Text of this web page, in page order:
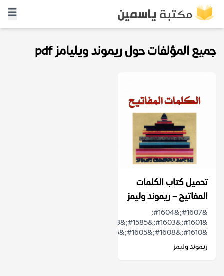
جميع المؤلفات حول ريموند ويليامز pdf
تحميل كتاب الكلمات
المفاتيح – ريموند وليمز
&#1607;&#1604;
&#1610;&#1608;&#1605;&#1575;&#1611;...
ريموند وليمز